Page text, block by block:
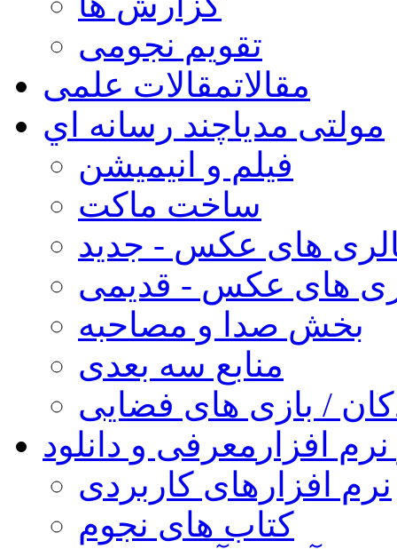
تقویم نجومی
مقالاتمقالات علمی
مولتی مدیاچند رسانه اي
فیلم و انیمیشن
ساخت ماکت
های عکس - جدید
های عکس - قدیمی
بخش صدا و مصاحبه
منابع سه بعدی
/ بازی های فضایی
افزار معرفی و دانلود
نرم افزارهای کاربردی
کتاب های نجوم